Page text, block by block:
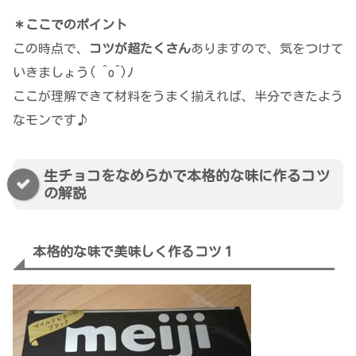
＊ここでのポイント
この時点で、
コツが超たくさんありますので、気をつけて
いきましょう( ^o^)ﾉ
ここが理解できて材料をうまく揃えれば、半分できたよう
なモンです♪
生チョコをなめらかで本格的な味に作るコツ
の解説
本格的な味で美味しく作るコツ１